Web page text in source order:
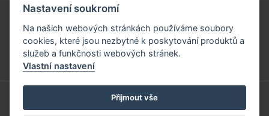
Jeronýmova 570/22
460 07 Liberec 7
IČ: 44568118 DIČ: CZ44568118
Copyright © 2026 www.educaweek.cz | vyrobilo
Nastavení soukromí
Na našich webových stránkách používáme soubory
cookies, které jsou nezbytné k poskytování produktů a
služeb a funkčnosti webových stránek.
Vlastní nastavení
Přijmout vše